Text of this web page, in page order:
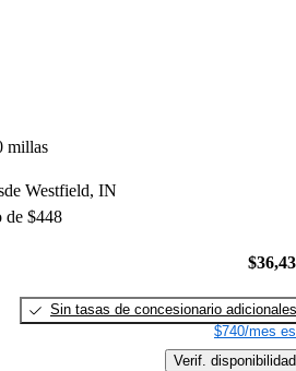
millas
Westfield, IN
de $448
Sin tasas de concesionario adicionales
$740/mes
Verif. disponibilidad